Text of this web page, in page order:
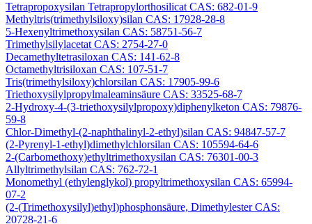
Tetrapropoxysilan Tetrapropylorthosilicat CAS: 682-01-9
Methyltris(trimethylsiloxy)silan CAS: 17928-28-8
5-Hexenyltrimethoxysilan CAS: 58751-56-7
Trimethylsilylacetat CAS: 2754-27-0
Decamethyltetrasiloxan CAS: 141-62-8
Octamethyltrisiloxan CAS: 107-51-7
Tris(trimethylsiloxy)chlorsilan CAS: 17905-99-6
Triethoxysilylpropylmaleaminsäure CAS: 33525-68-7
2-Hydroxy-4-(3-triethoxysilylpropoxy)diphenylketon CAS: 79876-
59-8
Chlor-Dimethyl-(2-naphthalinyl-2-ethyl)silan CAS: 94847-57-7
(2-Pyrenyl-1-ethyl)dimethylchlorsilan CAS: 105594-64-6
2-(Carbomethoxy)ethyltrimethoxysilan CAS: 76301-00-3
Allyltrimethylsilan CAS: 762-72-1
Monomethyl (ethylenglykol) propyltrimethoxysilan CAS: 65994-
07-2
(2-(Trimethoxysilyl)ethyl)phosphonsäure, Dimethylester CAS:
20728-21-6